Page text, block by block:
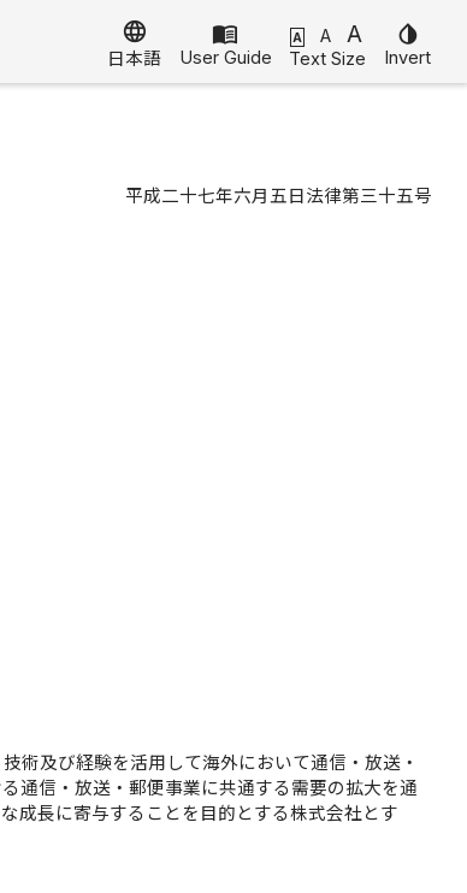
language
日本語
menu_book
User Guide
A A A
Text Size
invert_colors
Invert
平成二十七年六月五日法律第三十五号
術及び経験を活用して海外において通信・放送・
通信・放送・郵便事業に共通する需要の拡大を通
成長に寄与することを目的とする株式会社とす